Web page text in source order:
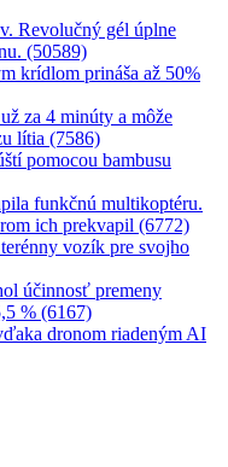
Revolučný gél úplne
(50589)
krídlom prináša až 50%
za 4 minúty a môže
lítia (7586)
pomocou bambusu
funkčnú multikoptéru.
ich prekvapil (6772)
vozík pre svojho
účinnosť premeny
% (6167)
dronom riadeným AI